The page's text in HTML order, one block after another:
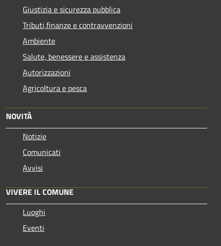
Giustizia e sicurezza pubblica
Tributi,finanze e contravvenzioni
Ambiente
Salute, benessere e assistenza
Autorizzazioni
Agricoltura e pesca
NOVITÀ
Notizie
Comunicati
Avvisi
VIVERE IL COMUNE
Luoghi
Eventi